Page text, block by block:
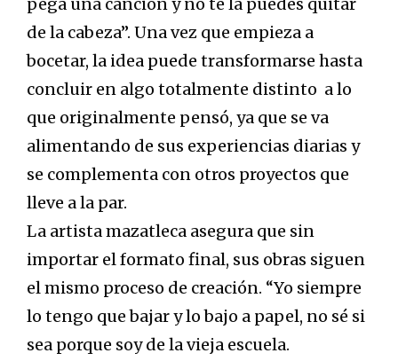
de la cabeza”. Una vez que empieza a
bocetar, la idea puede transformarse hasta
concluir en algo totalmente distinto a lo
que originalmente pensó, ya que se va
alimentando de sus experiencias diarias y
se complementa con otros proyectos que
lleve a la par.
La artista mazatleca asegura que sin
importar el formato final, sus obras siguen
el mismo proceso de creación. “Yo siempre
lo tengo que bajar y lo bajo a papel, no sé si
sea porque soy de la vieja escuela.